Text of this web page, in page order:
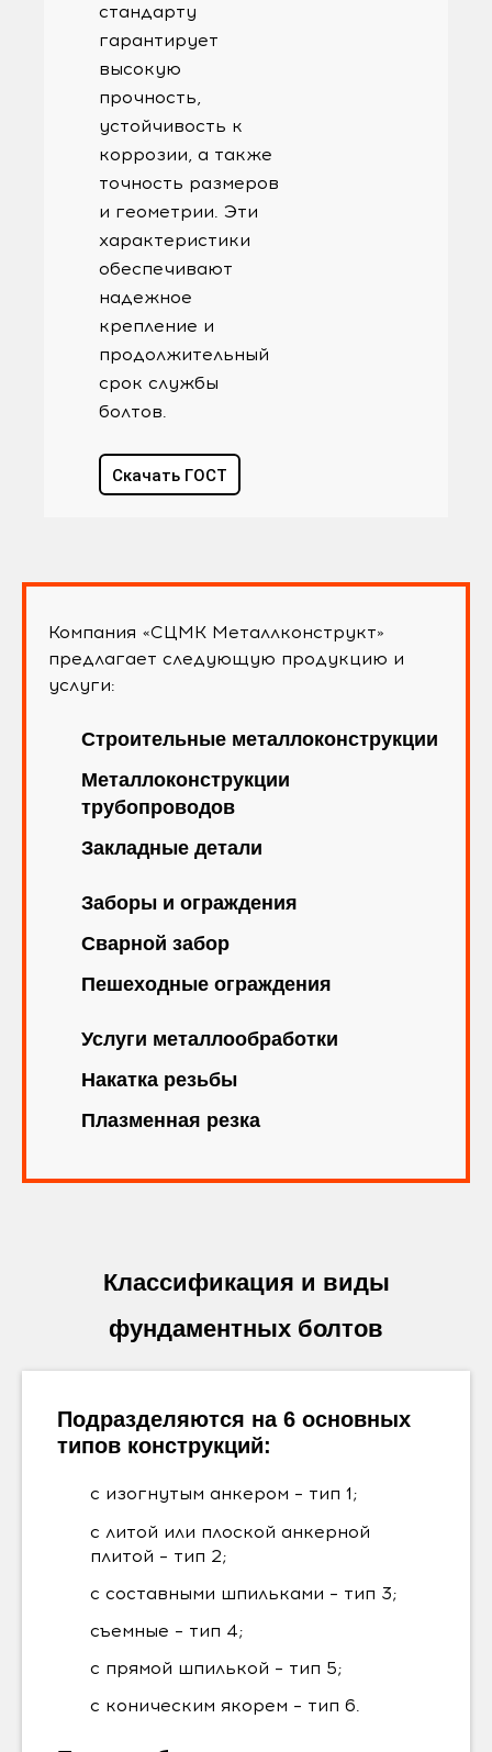
стандарту
гарантирует
высокую
прочность,
устойчивость к
коррозии, а также
точность размеров
и геометрии. Эти
характеристики
обеспечивают
надежное
крепление и
продолжительный
срок службы
болтов.
Скачать ГОСТ
Компания «СЦМК Металлконструкт»
предлагает следующую продукцию и
услуги:
Строительные металлоконструкции
Металлоконструкции
трубопроводов
Закладные детали
Заборы и ограждения
Сварной забор
Пешеходные ограждения
Услуги металлообработки
Накатка резьбы
Плазменная резка
Классификация и виды
фундаментных болтов
Подразделяются на 6 основных
типов конструкций:
с изогнутым анкером – тип 1;
с литой или плоской анкерной
плитой – тип 2;
с составными шпильками – тип 3;
съемные – тип 4;
с прямой шпилькой – тип 5;
с коническим якорем – тип 6.